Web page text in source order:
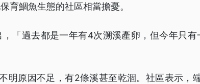
育鯝魚生態的社區相當擔憂。
「過去都是一年有4次溯溪產卵，但今年只
明原因不足，有2條溪甚至乾涸。社區表示，